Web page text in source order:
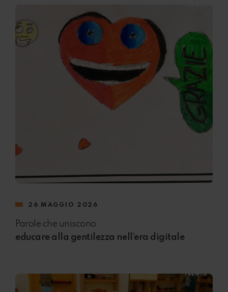
26 MAGGIO 2026
Parole che uniscono
educare alla gentilezza nell’era digitale